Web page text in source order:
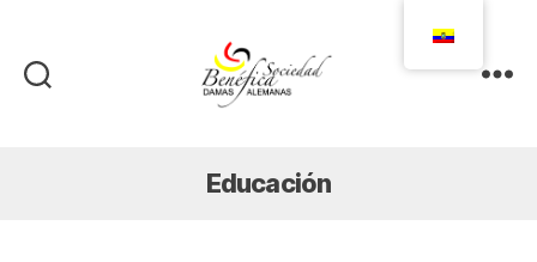
Ecuador
Educación